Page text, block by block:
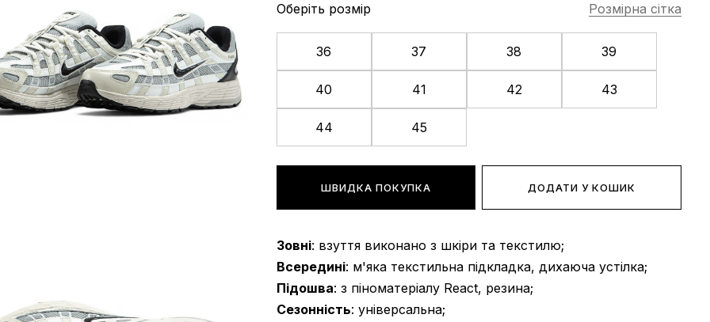
Оберіть розмір Розмірна сітка
36 37 38 39
40 41 42 43
44 45
ШВИДКА ПОКУПКА ДОДАТИ У КОШИК
Зовні: взуття виконано з шкіри та текстилю;
Всередині: м'яка текстильна підкладка, дихаюча устілка;
Підошва: з піноматеріалу React, резина;
Сезонність: універсальна;